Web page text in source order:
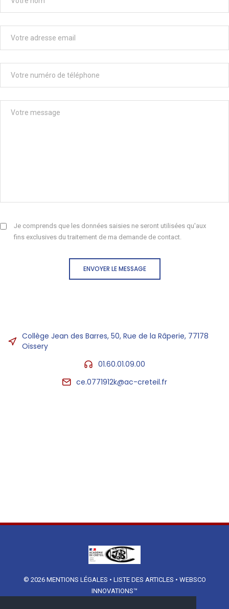
Je comprends que les données saisies ne seront utilisées qu'aux
fins exclusives du traitement de ma demande de contact.
ENVOYER LE MESSAGE
Collège Jean des Barres, 50, Rue de la Râperie, 77178
Oissery
01.60.01.09.00
ce.0771912k@ac-creteil.fr
© 2026 MENTIONS LÉGALES • LISTE DES ARTICLES • WEBSCO
INNOVATIONS™